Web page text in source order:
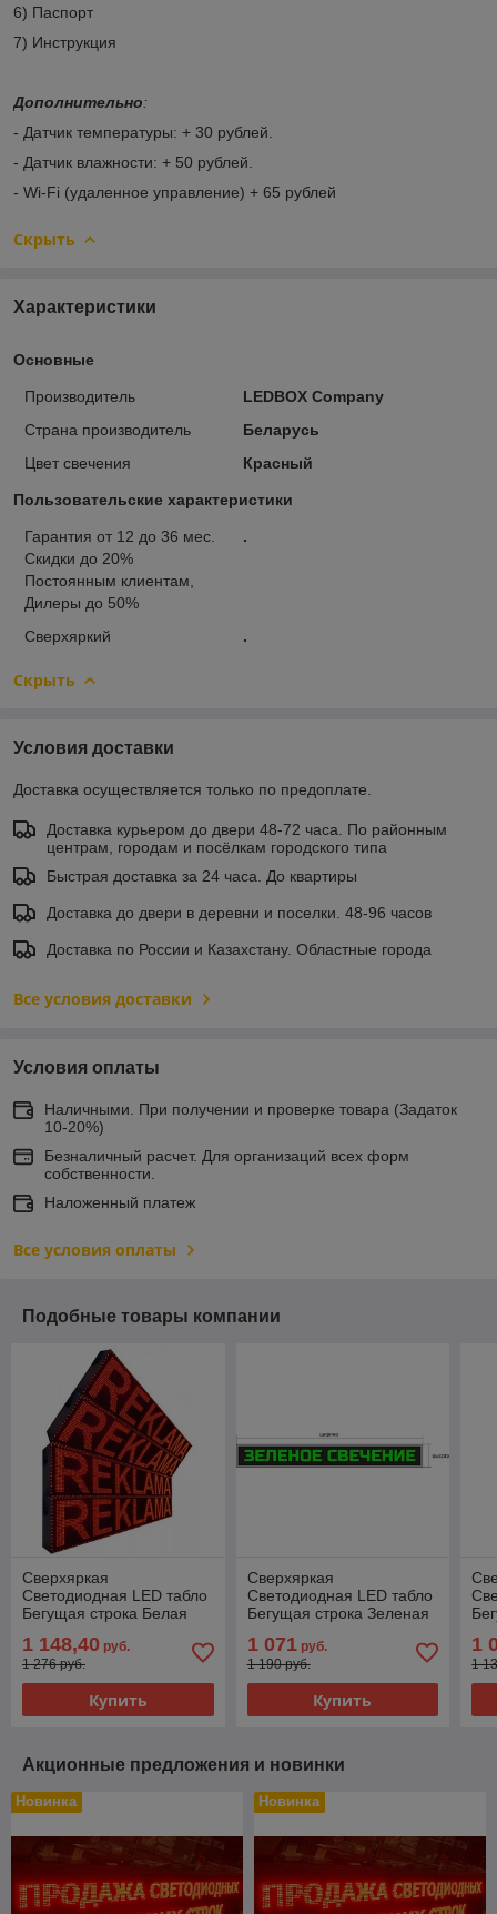
6) Паспорт
7) Инструкция
Дополнительно:
- Датчик температуры: + 30 рублей.
- Датчик влажности: + 50 рублей.
- Wi-Fi (удаленное управление) + 65 рублей
Скрыть
Характеристики
Основные
Производитель
LEDBOX Company
Страна производитель
Беларусь
Цвет свечения
Красный
Пользовательские характеристики
Гарантия от 12 до 36 мес.
Скидки до 20%
Постоянным клиентам,
Дилеры до 50%
.
Сверхяркий .
Скрыть
Условия доставки
Доставка осуществляется только по предоплате.
Доставка курьером до двери 48-72 часа. По районным
центрам, городам и посёлкам городского типа
Быстрая доставка за 24 часа. До квартиры
Доставка до двери в деревни и поселки. 48-96 часов
Доставка по России и Казахстану. Областные города
Все условия доставки
Условия оплаты
Наличными. При получении и проверке товара (Задаток
10-20%)
Безналичный расчет. Для организаций всех форм
собственности.
Наложенный платеж
Все условия оплаты
Подобные товары компании
Сверхяркая
Светодиодная LED табло
Бегущая строка Белая
1 148,40 руб.
1 276 руб.
Купить
Сверхяркая
Светодиодная LED табло
Бегущая строка Зеленая
1 071руб.
1 190 руб.
Купить
1
1
Акционные предложения и новинки
Новинка Новинка